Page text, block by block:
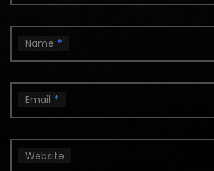
Name *
Email *
Website